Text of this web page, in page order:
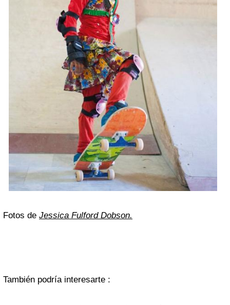
Fotos de Jessica Fulford Dobson.
También podría interesarte :